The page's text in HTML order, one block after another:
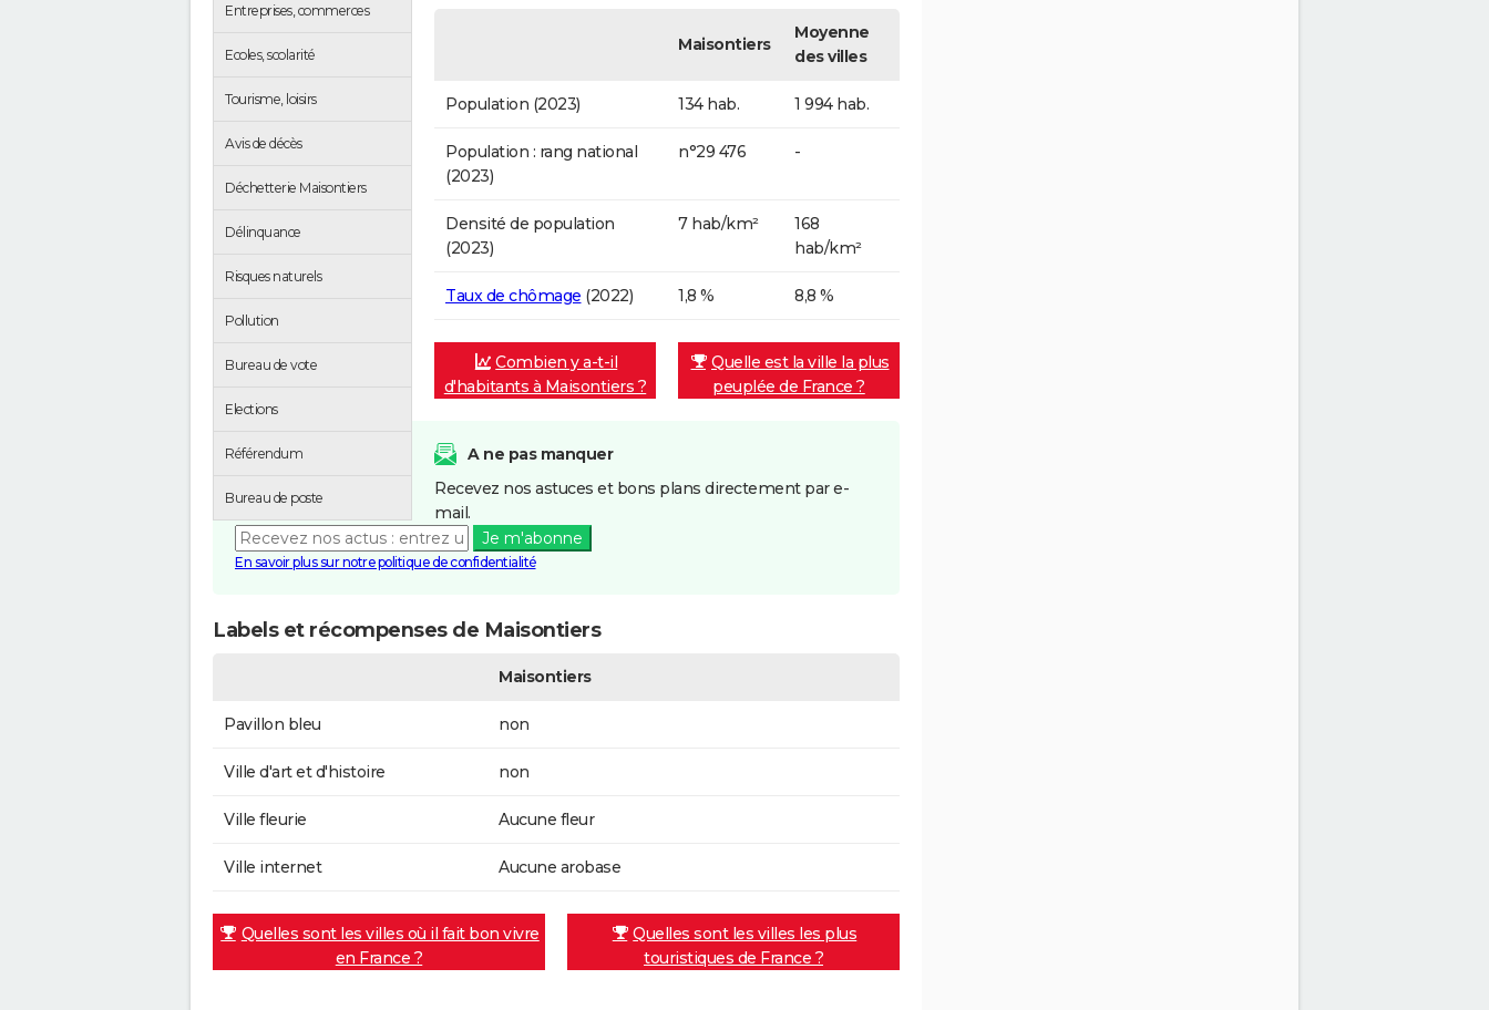
Entreprises, commerces
Ecoles, scolarité
Tourisme, loisirs
Avis de décès
Déchetterie Maisontiers
Délinquance
Risques naturels
Pollution
Bureau de vote
Elections
Référendum
Bureau de poste
Maisontiers
Moyenne
des villes
Population (2023) 134 hab. 1 994 hab.
Population : rang national
(2023)
n°29 476 -
Densité de population
(2023)
7 hab/km²
168
hab/km²
Taux de chômage (2022) 1,8 % 8,8 %
Combien y a-t-il
d'habitants à Maisontiers ?
Quelle est la ville la plus
peuplée de France ?
A ne pas manquer
Recevez nos astuces et bons plans directement par e-
mail.
Je m'abonne
En savoir plus sur notre politique de confidentialité
Labels et récompenses de Maisontiers
Maisontiers
Pavillon bleu non
Ville d'art et d'histoire non
Ville fleurie Aucune fleur
Ville internet Aucune arobase
Quelles sont les villes où il fait bon vivre
en France ?
Quelles sont les villes les plus
touristiques de France ?